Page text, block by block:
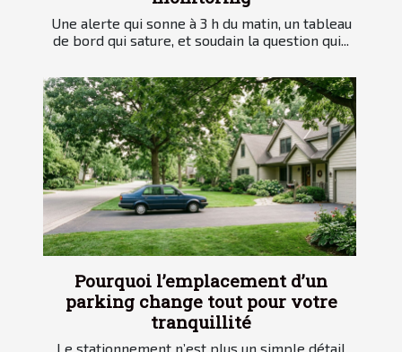
Une alerte qui sonne à 3 h du matin, un tableau
de bord qui sature, et soudain la question qui...
Pourquoi l’emplacement d’un
parking change tout pour votre
tranquillité
Le stationnement n’est plus un simple détail